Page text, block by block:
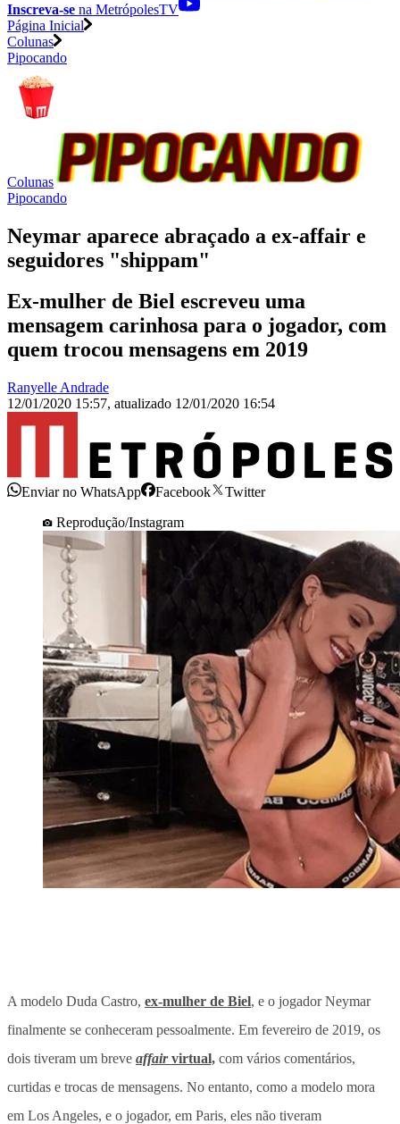
Inscreva-se na MetrópolesTV
Página Inicial
Colunas
Pipocando
Colunas
Pipocando
Neymar aparece abraçado a ex-affair e
seguidores "shippam"
Ex-mulher de Biel escreveu uma
mensagem carinhosa para o jogador, com
quem trocou mensagens em 2019
Ranyelle Andrade
12/01/2020 15:57, atualizado 12/01/2020 16:54
Enviar no WhatsApp Facebook
Twitter
Reprodução/Instagram
A modelo Duda Castro, ex-mulher de Biel, e o jogador Neymar
finalmente se conheceram pessoalmente. Em fevereiro de 2019, os
dois tiveram um breve affairvirtual, com vários comentários,
curtidas e trocas de mensagens. No entanto, como a modelo mora
em Los Angeles, e o jogador, em Paris, eles não tiveram